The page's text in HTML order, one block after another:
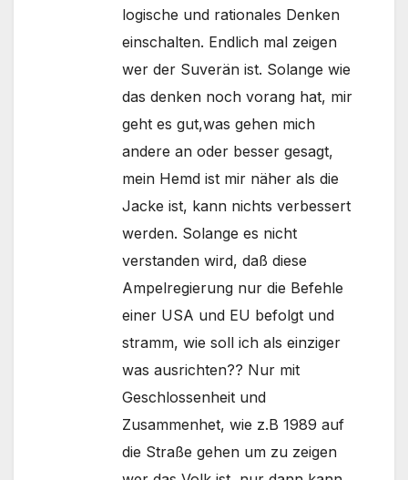
logische und rationales Denken
einschalten. Endlich mal zeigen
wer der Suverän ist. Solange wie
das denken noch vorang hat, mir
geht es gut,was gehen mich
andere an oder besser gesagt,
mein Hemd ist mir näher als die
Jacke ist, kann nichts verbessert
werden. Solange es nicht
verstanden wird, daß diese
Ampelregierung nur die Befehle
einer USA und EU befolgt und
stramm, wie soll ich als einziger
was ausrichten?? Nur mit
Geschlossenheit und
Zusammenhet, wie z.B 1989 auf
die Straße gehen um zu zeigen